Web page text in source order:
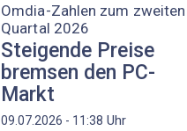
Omdia-Zahlen zum zweiten
Quartal 2026
Steigende Preise
bremsen den PC-
Markt
09.07.2026 - 11:38 Uhr